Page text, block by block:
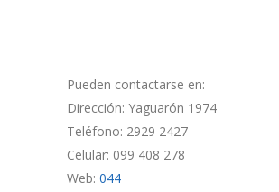
Pueden contactarse en:
Dirección: Yaguarón 1974
Teléfono: 2929 2427
Celular: 099 408 278
Web: 044